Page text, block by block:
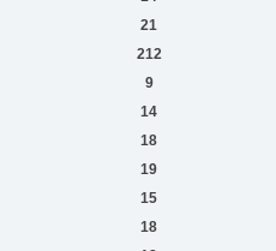
21
212
9
14
18
19
15
18